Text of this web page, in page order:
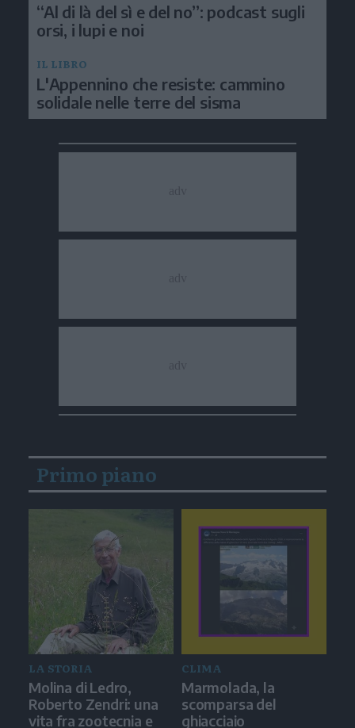
“Al di là del sì e del no”: podcast sugli
orsi, i lupi e noi
IL LIBRO
L'Appennino che resiste: cammino
solidale nelle terre del sisma
Primo piano
LA STORIA
Molina di Ledro,
Roberto Zendri: una
vita fra zootecnia e
CLIMA
Marmolada, la
scomparsa del
ghiacciaio